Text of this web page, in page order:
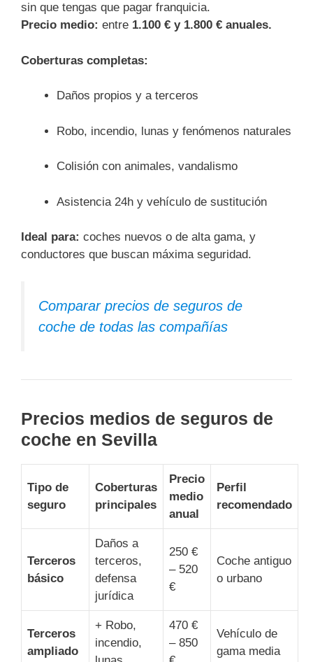
sin que tengas que pagar franquicia.
Precio medio: entre 1.100 € y 1.800 € anuales.
Coberturas completas:
Daños propios y a terceros
Robo, incendio, lunas y fenómenos naturales
Colisión con animales, vandalismo
Asistencia 24h y vehículo de sustitución
Ideal para: coches nuevos o de alta gama, y
conductores que buscan máxima seguridad.
Comparar precios de seguros de
coche de todas las compañías
Precios medios de seguros de
coche en Sevilla
Tipo de
seguro
Coberturas
principales
Precio
medio
anual
Perfil
recomendado
Terceros
básico
Daños a
terceros,
defensa
jurídica
250 €
– 520
€
Coche antiguo
o urbano
Terceros
ampliado
+ Robo,
incendio,
470 €
– 850
Vehículo de
gama media